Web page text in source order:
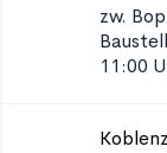
zw.
11:00
Koblenz